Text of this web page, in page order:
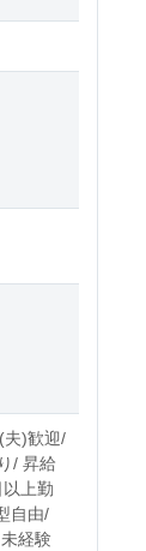
夫)歓迎/
/ 昇給
上勤
自由/
経験